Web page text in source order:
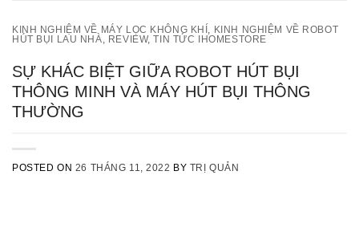
KINH NGHIỆM VỀ MÁY LỌC KHÔNG KHÍ
KINH NGHIỆM VỀ ROBOT
HÚT BỤI LAU NHÀ
REVIEW, TIN TỨC IHOMESTORE
SỰ KHÁC BIỆT GIỮA ROBOT HÚT BỤI
THÔNG MINH VÀ MÁY HÚT BỤI THÔNG
THƯỜNG
POSTED ON 26 THÁNG 11, 2022 BY TRỊ QUẢN